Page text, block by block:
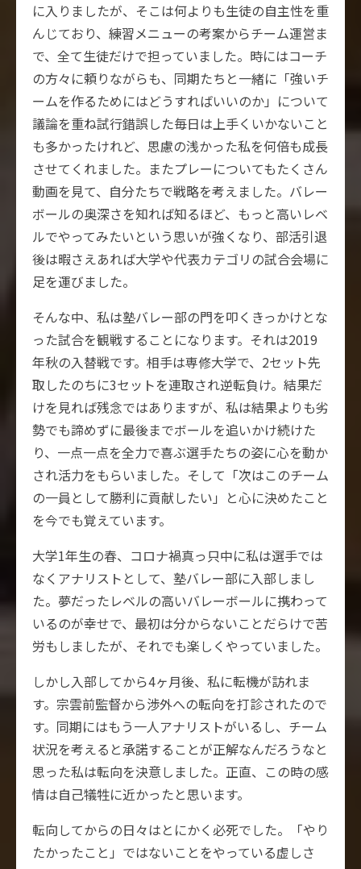
に入りましたが、そこは何よりも生徒の自主性を重
んじており、練習メニューの考案からチーム運営ま
で、全て生徒だけで担っていました。時にはコーチ
の方々に頼りながらも、同期たちと一緒に「強いチ
ームを作るためにはどうすればいいのか」について
議論を重ね試行錯誤した毎日は上手くいかないこと
も多かったけれど、思慮の浅かった私を何倍も成長
させてくれました。またプレーについてもたくさん
動画を見て、自分たちで戦略を考えました。バレー
ボールの奥深さを知れば知るほど、もっと高いレベ
ルでやってみたいという思いが強くなり、部活引退
後は暇さえあれば大学や代表カテゴリの試合会場に
足を運びました。
そんな中、私は塾バレー部の門を叩くきっかけとな
った試合を観戦することになります。それは2019
年秋の入替戦です。相手は専修大学で、2セット先
取したのちに3セットを連取され逆転負け。結果だ
けを見れば残念ではありますが、私は結果よりも劣
勢でも諦めずに最後までボールを追いかけ続けた
り、一点一点を全力で喜ぶ選手たちの姿に心を動か
され活力をもらいました。そして「次はこのチーム
の一員として勝利に貢献したい」と心に決めたこと
を今でも覚えています。
大学1年生の春、コロナ禍真っ只中に私は選手では
なくアナリストとして、塾バレー部に入部しまし
た。夢だったレベルの高いバレーボールに携わって
いるのが幸せで、最初は分からないことだらけで苦
労もしましたが、それでも楽しくやっていました。
しかし入部してから4ヶ月後、私に転機が訪れま
す。宗雲前監督から渉外への転向を打診されたので
す。同期にはもう一人アナリストがいるし、チーム
状況を考えると承諾することが正解なんだろうなと
思った私は転向を決意しました。正直、この時の感
情は自己犠牲に近かったと思います。
転向してからの日々はとにかく必死でした。「やり
たかったこと」ではないことをやっている虚しさ